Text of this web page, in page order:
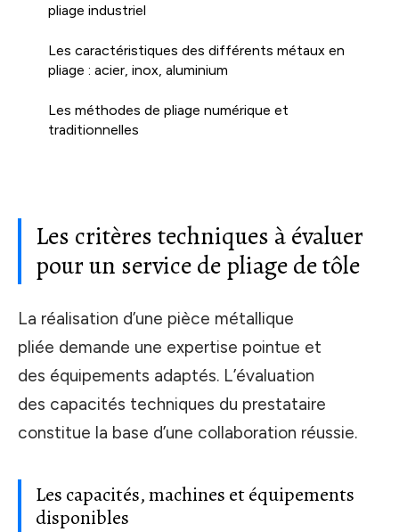
pliage industriel
Les caractéristiques des différents métaux en
pliage : acier, inox, aluminium
Les méthodes de pliage numérique et
traditionnelles
Les critères techniques à évaluer
pour un service de pliage de tôle
La réalisation d’une pièce métallique
pliée demande une expertise pointue et
des équipements adaptés. L’évaluation
des capacités techniques du prestataire
constitue la base d’une collaboration réussie.
Les capacités, machines et équipements
disponibles